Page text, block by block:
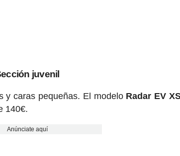
juvenil
y caras pequeñas. El modelo Radar EV
140€.
Anúnciate aquí